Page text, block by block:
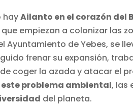
hayAilanto en el corazón del
empiezan a colonizar las
Ayuntamiento de Yebes, se
frenar su expansión,
coger la azada y atacar el
problema ambiental, las
del planeta.